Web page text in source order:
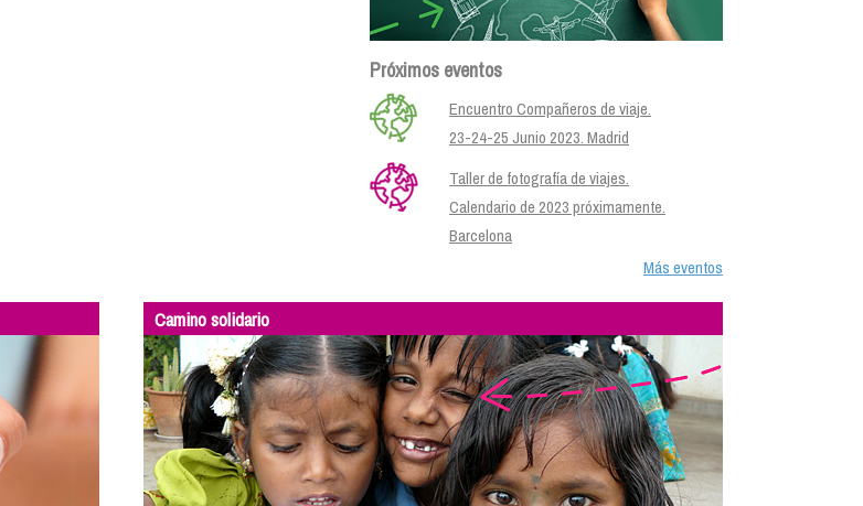
Próximos eventos
Encuentro Compañeros de viaje.
23-24-25 Junio 2023. Madrid
Taller de fotografía de viajes.
Calendario de 2023 próximamente.
Barcelona
Más eventos
Camino solidario